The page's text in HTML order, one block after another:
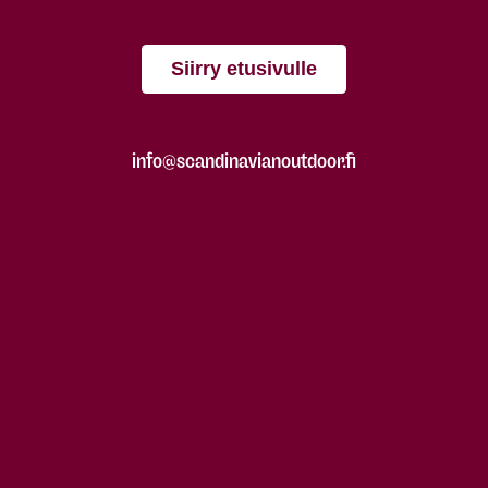
Siirry etusivulle
info@scandinavianoutdoor.fi